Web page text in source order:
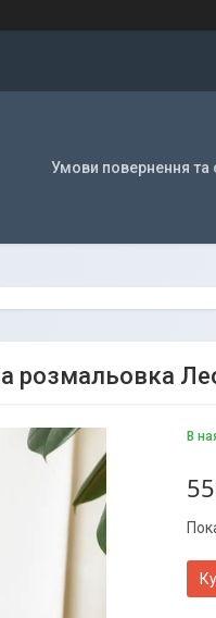
Умови повернення та
розмальовка
В